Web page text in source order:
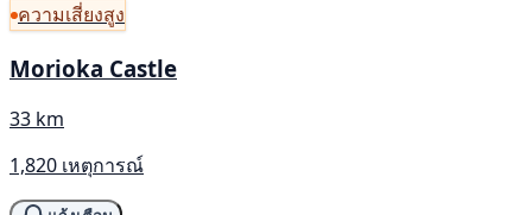
ความเสี่ยงสูง
Morioka Castle
33 km
1,820 เหตุการณ์